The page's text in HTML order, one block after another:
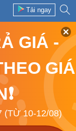
Tải ngay
GIÁ -
GIÁ
(TỪ 10-12/08)